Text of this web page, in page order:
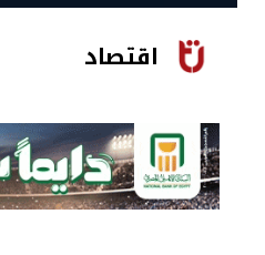
اقتصاد